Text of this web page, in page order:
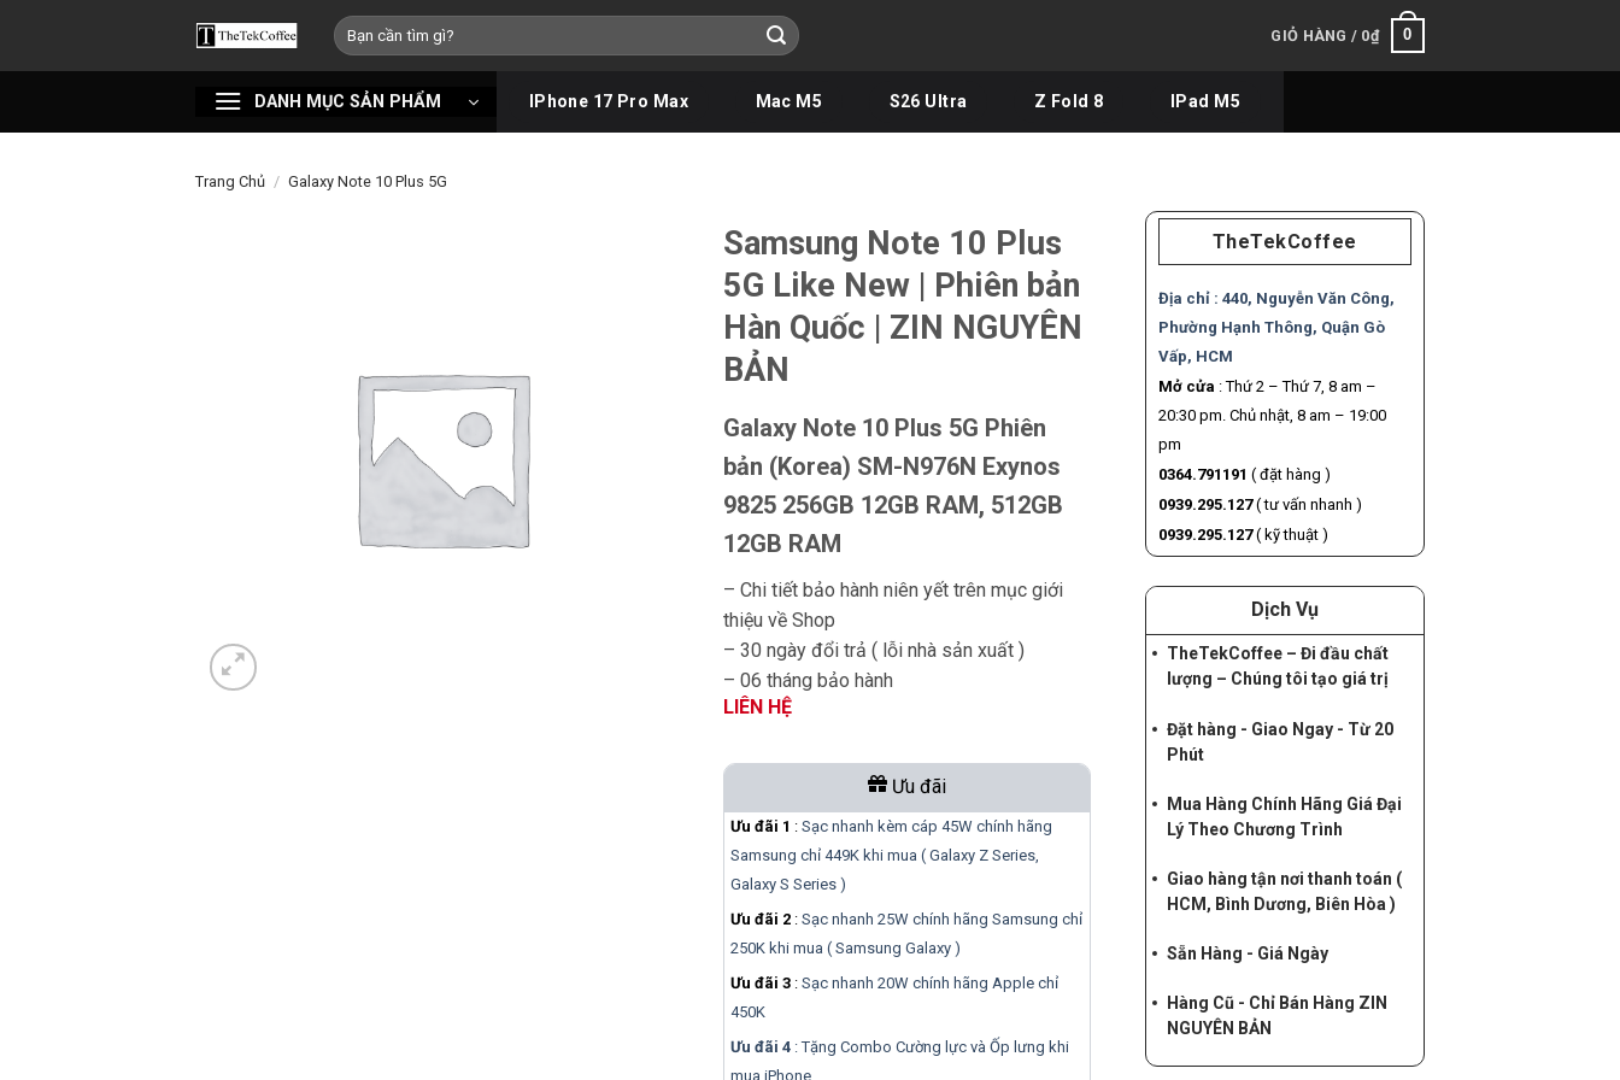
nội
Tìm
kiếm:
GIỎ HÀNG / 0₫ 0
DANH MỤC SẢN PHẨM IPhone 17 Pro Max Mac M5 S26 Ultra Z Fold 8 IPad M5
Trang Chủ / Galaxy Note 10 Plus 5G
Samsung Note 10 Plus
5G Like New | Phiên bản
Hàn Quốc | ZIN NGUYÊN
BẢN
Galaxy Note 10 Plus 5G Phiên
bản (Korea) SM-N976N Exynos
9825 256GB 12GB RAM, 512GB
12GB RAM
– Chi tiết bảo hành niên yết trên mục giới
thiệu về Shop
– 30 ngày đổi trả ( lỗi nhà sản xuất )
– 06 tháng bảo hành
LIÊN HỆ
Ưu đãi
Ưu đãi 1 : Sạc nhanh kèm cáp 45W chính hãng
Samsung chỉ 449K khi mua ( Galaxy Z Series,
Galaxy S Series )
Ưu đãi 2: Sạc nhanh 25W chính hãng Samsung chỉ
250K khi mua ( Samsung Galaxy )
Ưu đãi 3: Sạc nhanh 20W chính hãng Apple chỉ
450K
Ưu đãi 4: Tặng Combo Cường lực và Ốp lưng khi
mua iPhone
TheTekCoffee
Địa chỉ : 440, Nguyễn Văn Công,
Phường Hạnh Thông, Quận Gò
Vấp, HCM
Mở cửa : Thứ 2 – Thứ 7, 8 am –
20:30 pm. Chủ nhật, 8 am – 19:00
pm
0364.791191 ( đặt hàng )
0939.295.127( tư vấn nhanh )
0939.295.127( kỹ thuật )
Dịch Vụ
TheTekCoffee – Đi đầu chất
lượng – Chúng tôi tạo giá trị
Đặt hàng - Giao Ngay - Từ 20
Phút
Mua Hàng Chính Hãng Giá Đại
Lý Theo Chương Trình
Giao hàng tận nơi thanh toán (
HCM, Bình Dương, Biên Hòa )
Sẵn Hàng - Giá Ngày
Hàng Cũ - Chỉ Bán Hàng ZIN
NGUYÊN BẢN